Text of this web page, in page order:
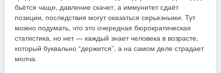
бьётся чаще, давление скачет, а иммунитет сдаёт
позиции, последствия могут оказаться серьезными. Тут
можно подумать, что это очередная бюрократическая
статистика, но нет — каждый знает человека в возрасте,
который буквально “держится”, а на самом деле страдает
молча.